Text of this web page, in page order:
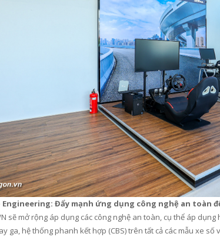
Engineering: Đẩy mạnh ứng dụng công nghệ an toàn
sẽ mở rộng áp dụng các công nghệ an toàn, cụ thể áp dụng
ga, hệ thống phanh kết hợp (CBS)trên tất cả các mẫu xe số